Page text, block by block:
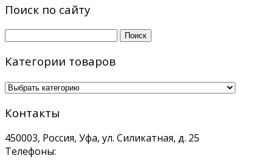
Поиск по сайту
Найти:
Категории товаров
Контакты
450003, Россия, Уфа, ул. Силикатная, д. 25
Телефоны: